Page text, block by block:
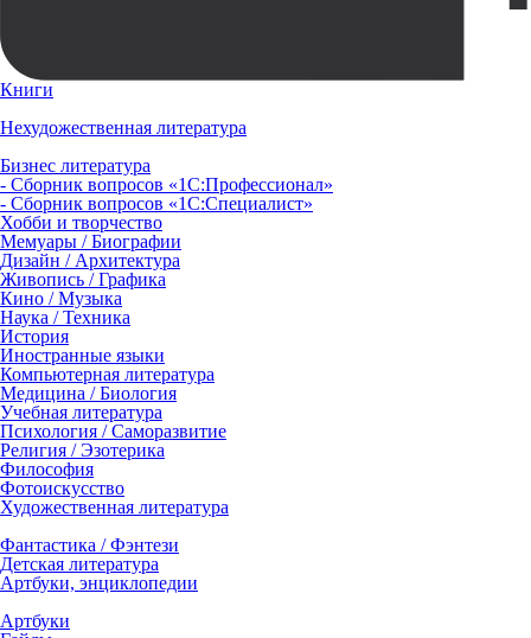
Книги
Нехудожественная литература
Бизнес литература
- Сборник вопросов «1С:Профессионал»
- Сборник вопросов «1С:Специалист»
Хобби и творчество
Мемуары / Биографии
Дизайн / Архитектура
Живопись / Графика
Кино / Музыка
Наука / Техника
История
Иностранные языки
Компьютерная литература
Медицина / Биология
Учебная литература
Психология / Саморазвитие
Религия / Эзотерика
Философия
Фотоискусство
Художественная литература
Фантастика / Фэнтези
Детская литература
Артбуки, энциклопедии
Артбуки